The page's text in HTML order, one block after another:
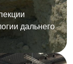
дальнего